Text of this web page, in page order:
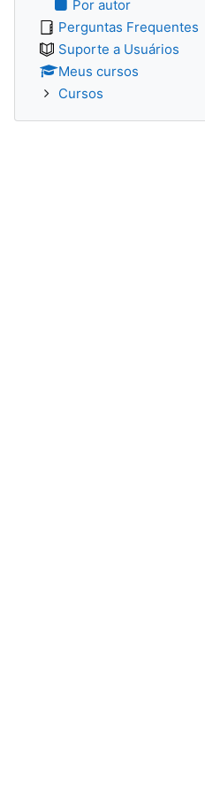
Por autor
Perguntas Frequentes
Suporte a Usuários
Meus cursos
Cursos